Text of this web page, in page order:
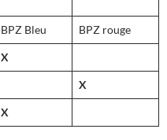
BPZ Bleu BPZ rouge
X
X
X